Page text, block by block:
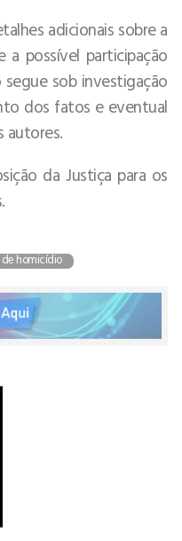
adicionais sobre a
a possível participação
sob investigação
dos fatos e eventual
autores.
da Justiça para os
de homicídio